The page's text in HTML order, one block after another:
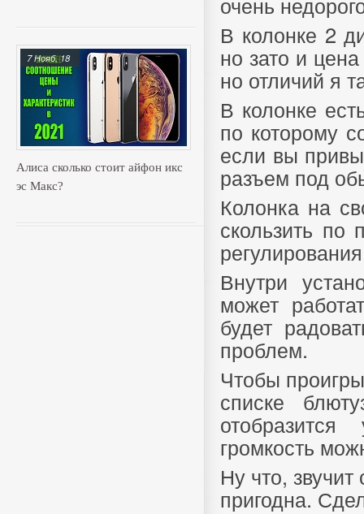
Алиса сколько стоит айфон икс
эс Макс?
7 Нояб, 18
В колонке 2
но зато и
но отличий я
В колонке
по которому
если вы
разъем под
Колонка на
скользить по
Внутри
может
будет
проблем.
Чтобы
списке
громкость
Ну что,
пригодна.